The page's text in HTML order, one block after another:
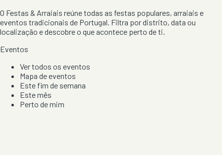
O Festas & Arraiais reúne todas as festas populares, arraiais e
eventos tradicionais de Portugal. Filtra por distrito, data ou
localização e descobre o que acontece perto de ti.
Eventos
Ver todos os eventos
Mapa de eventos
Este fim de semana
Este mês
Perto de mim